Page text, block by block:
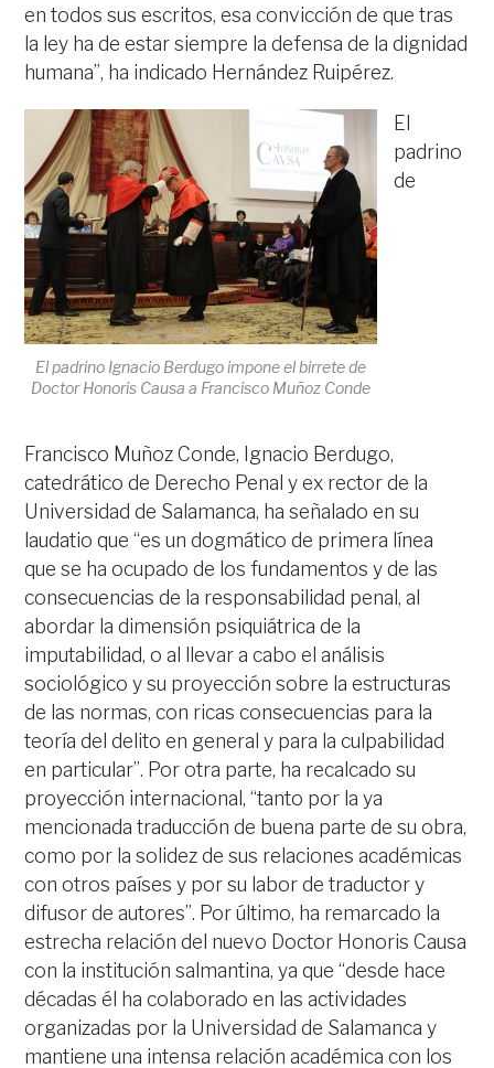
en todos sus escritos, esa convicción de que tras
la ley ha de estar siempre la defensa de la dignidad
humana”, ha indicado Hernández Ruipérez.
El padrino Ignacio Berdugo impone el birrete de
Doctor Honoris Causa a Francisco Muñoz Conde
El
padrino
de
Francisco Muñoz Conde, Ignacio Berdugo,
catedrático de Derecho Penal y ex rector de la
Universidad de Salamanca, ha señalado en su
laudatio que “es un dogmático de primera línea
que se ha ocupado de los fundamentos y de las
consecuencias de la responsabilidad penal, al
abordar la dimensión psiquiátrica de la
imputabilidad, o al llevar a cabo el análisis
sociológico y su proyección sobre la estructuras
de las normas, con ricas consecuencias para la
teoría del delito en general y para la culpabilidad
en particular”. Por otra parte, ha recalcado su
proyección internacional, “tanto por la ya
mencionada traducción de buena parte de su obra,
como por la solidez de sus relaciones académicas
con otros países y por su labor de traductor y
difusor de autores”. Por último, ha remarcado la
estrecha relación del nuevo Doctor Honoris Causa
con la institución salmantina, ya que “desde hace
décadas él ha colaborado en las actividades
organizadas por la Universidad de Salamanca y
mantiene una intensa relación académica con los